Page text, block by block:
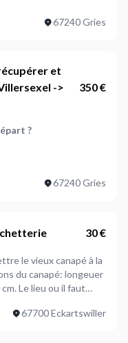
lors de la
appliquer à cette
67240 Gries
et
->
350 €
?
lors de la
67240 Gries
30 €
le vieux canapé à la
du canapé: longeuer
Le lieu ou il faut
pas très lourd, mais
67700 Eckartswiller